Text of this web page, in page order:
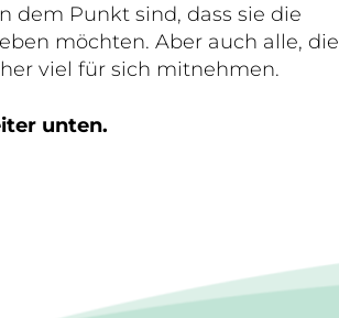
dem Punkt sind, dass sie die
möchten. Aber auch alle, die
viel für sich mitnehmen.
unten.